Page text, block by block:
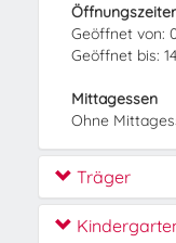
Geöffnet von:
Geöffnet bis:
Mittagessen
Ohne
Träger